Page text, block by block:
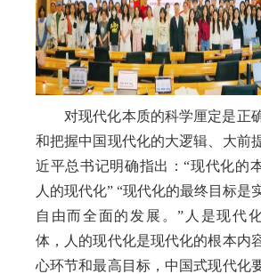
对现代化本质的科学厘定是正
和把握中国现代化的大逻辑、大前
近平总书记明确指出：“现代化的
人的现代化” “现代化的最终目标是
自由而全面的发展。”人是现代
体，人的现代化是现代化的根本内
心环节和最高目标，中国式现代化